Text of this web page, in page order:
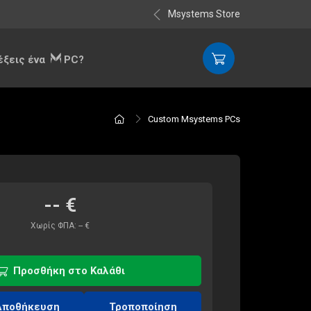
Msystems Store
ένα PC?
Custom Msystems PCs
-- €
Χωρίς ΦΠΑ: --€
Προσθήκη στο Καλάθι
Τροποποίηση